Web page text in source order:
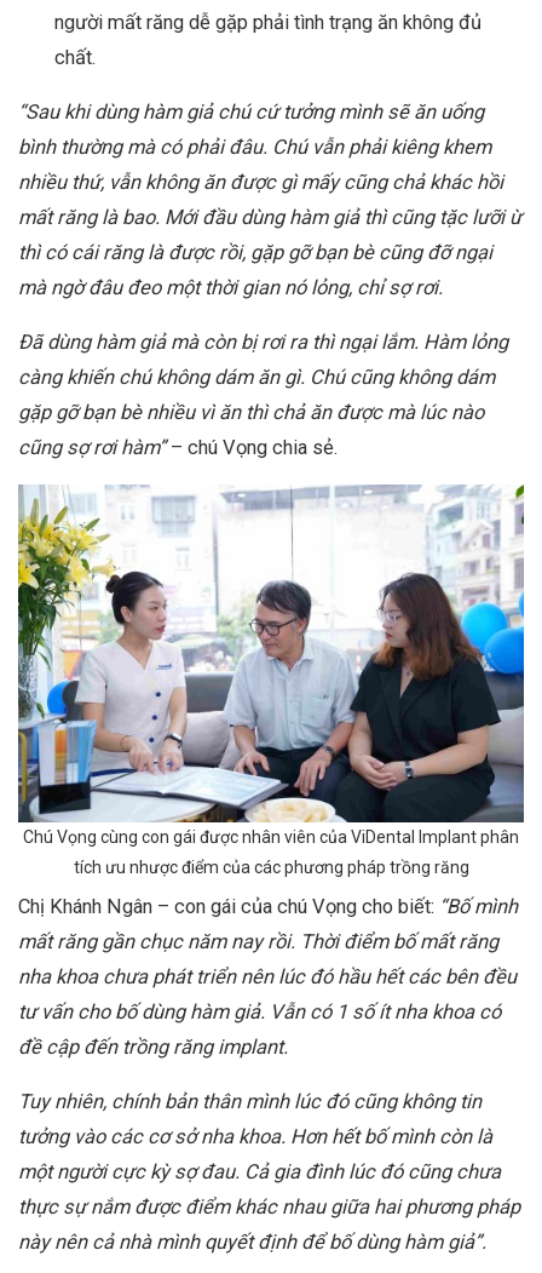
người mất răng dễ gặp phải tình trạng ăn không đủ
chất.
“Sau khi dùng hàm giả chú cứ tưởng mình sẽ ăn uống
bình thường mà có phải đâu. Chú vẫn phải kiêng khem
nhiều thứ, vẫn không ăn được gì mấy cũng chả khác hồi
mất răng là bao. Mới đầu dùng hàm giả thì cũng tặc lưỡi ừ
thì có cái răng là được rồi, gặp gỡ bạn bè cũng đỡ ngại
mà ngờ đâu đeo một thời gian nó lỏng, chỉ sợ rơi.
Đã dùng hàm giả mà còn bị rơi ra thì ngại lắm. Hàm lỏng
càng khiến chú không dám ăn gì. Chú cũng không dám
gặp gỡ bạn bè nhiều vì ăn thì chả ăn được mà lúc nào
cũng sợ rơi hàm”– chú Vọng chia sẻ.
Chú Vọng cùng con gái được nhân viên của ViDental Implant phân
tích ưu nhược điểm của các phương pháp trồng răng
Chị Khánh Ngân – con gái của chú Vọng cho biết: “Bố mình
mất răng gần chục năm nay rồi. Thời điểm bố mất răng
nha khoa chưa phát triển nên lúc đó hầu hết các bên đều
tư vấn cho bố dùng hàm giả. Vẫn có 1 số ít nha khoa có
đề cập đến trồng răng implant.
Tuy nhiên, chính bản thân mình lúc đó cũng không tin
tưởng vào các cơ sở nha khoa. Hơn hết bố mình còn là
một người cực kỳ sợ đau. Cả gia đình lúc đó cũng chưa
thực sự nắm được điểm khác nhau giữa hai phương pháp
này nên cả nhà mình quyết định để bố dùng hàm giả”.